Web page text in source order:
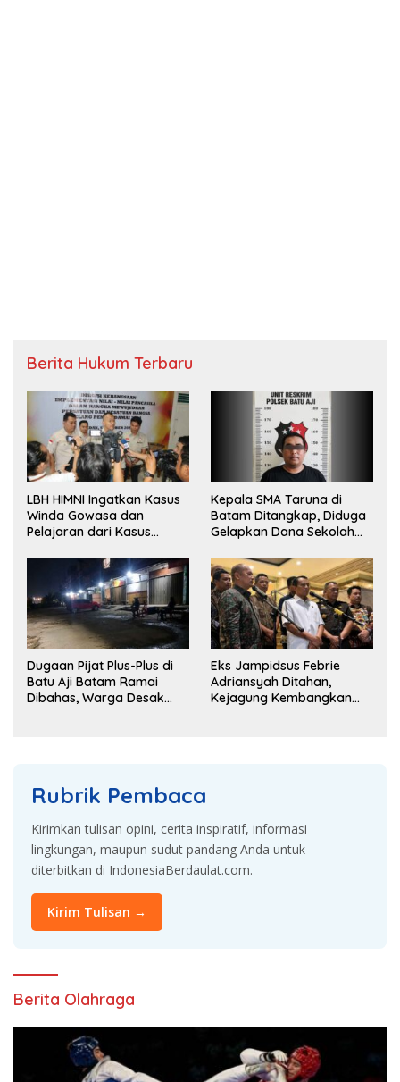
Berita Hukum Terbaru
LBH HIMNI Ingatkan Kasus
Winda Gowasa dan
Pelajaran dari Kasus
Kepala SMA Taruna di
Batam Ditangkap, Diduga
Gelapkan Dana Sekolah
Dugaan Pijat Plus-Plus di
Batu Aji Batam Ramai
Dibahas, Warga Desak
Eks Jampidsus Febrie
Adriansyah Ditahan,
Kejagung Kembangkan
Rubrik Pembaca
Kirimkan tulisan opini, cerita inspiratif, informasi
lingkungan, maupun sudut pandang Anda untuk
diterbitkan di IndonesiaBerdaulat.com.
Kirim Tulisan →
Berita Olahraga